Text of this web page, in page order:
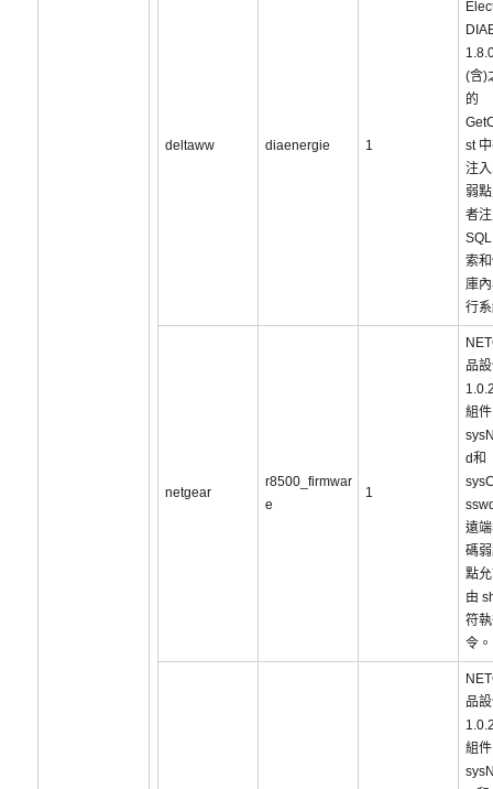
deltaww diaenergie 1
(含)
的
st
注
弱
者
索
庫
行
netgear
r8500_firmwar
e
1
品
組
d和
遠
碼
點
由
符
令。
品
組件